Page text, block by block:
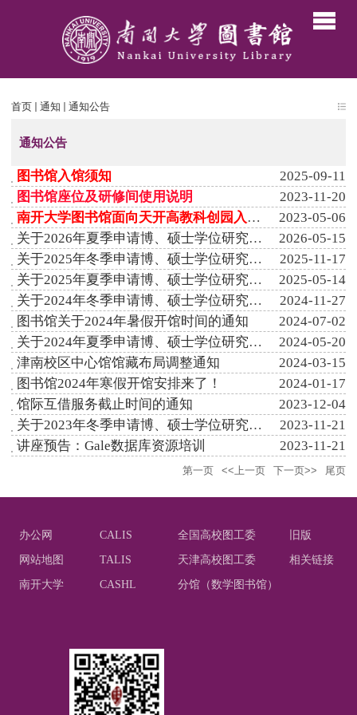
首页 通知 通知公告
通知公告
图书馆入馆须知
2025-09-11
图书馆座位及研修间使用说明
2023-11-20
南开大学图书馆面向天开高教科创园入驻企业提供资源开放共享和...
2023-05-06
关于2026年夏季申请博、硕士学位研究生提交学位论文工作的通知
2026-05-15
关于2025年冬季申请博、硕士学位研究生提交学位论文工作的通知
2025-11-17
关于2025年夏季申请博、硕士学位研究生提交学位论文工作的通知
2025-05-14
关于2024年冬季申请博、硕士学位研究生提交学位论文工作的通知
2024-11-27
图书馆关于2024年暑假开馆时间的通知
2024-07-02
关于2024年夏季申请博、硕士学位研究生提交学位论文工作的通知
2024-05-20
津南校区中心馆馆藏布局调整通知
2024-03-15
图书馆2024年寒假开馆安排来了！
2024-01-17
馆际互借服务截止时间的通知
2023-12-04
关于2023年冬季申请博、硕士学位研究生提交学位论文工作的通知
2023-11-21
讲座预告：Gale数据库资源培训
2023-11-21
第一页 <<上一页 下一页>> 尾页
办公网 CALIS 全国高校图工委 旧版
网站地图 TALIS 天津高校图工委 相关链接
南开大学 CASHL 分馆（数学图书馆）